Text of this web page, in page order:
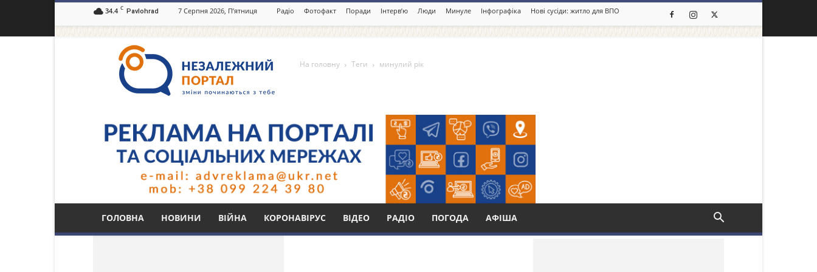
34.4 C Pavlohrad 7 Серпня 2026, П’ятниця Радіо Фотофакт Поради Інтерв’ю Люди Минуле Інфографіка Нові сусіди: житло для ВПО
портал
Павлоград.dp.ua
ГОЛОВНА НОВИНИ ВІЙНА КОРОНАВІРУС ВІДЕО РАДІО ПОГОДА АФІША
На головну Теги минулий рік
Тег: минулий рік